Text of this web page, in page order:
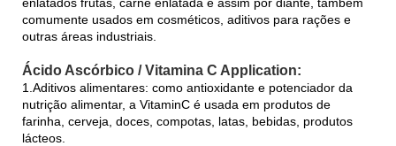
comumente usados ​​em cosméticos, aditivos para rações e
outras áreas industriais.
Ácido Ascórbico / Vitamina C Application:
1.Aditivos alimentares: como antioxidante e potenciador da
nutrição alimentar, a VitaminC é usada em produtos de
farinha, cerveja, doces, compotas, latas, bebidas, produtos
lácteos.